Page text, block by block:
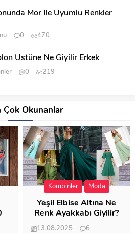
Mor İle Uyumlu Renkler
0 470
Üstüne Ne Giyilir Erkek
0 219
Çok Okunanlar
Kombinler Moda
Yeşil Elbise Altına Ne
Renk Ayakkabı Giyilir?
13.08.2025
6